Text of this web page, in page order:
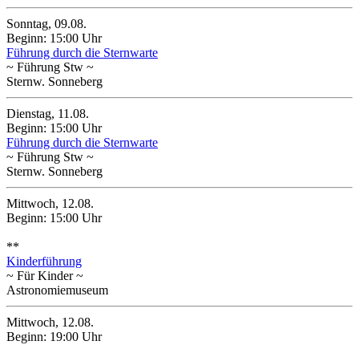
Sonntag, 09.08.
Beginn: 15:00 Uhr
Führung durch die Sternwarte
~ Führung Stw ~
Sternw. Sonneberg
Dienstag, 11.08.
Beginn: 15:00 Uhr
Führung durch die Sternwarte
~ Führung Stw ~
Sternw. Sonneberg
Mittwoch, 12.08.
Beginn: 15:00 Uhr
**
Kinderführung
~ Für Kinder ~
Astronomiemuseum
Mittwoch, 12.08.
Beginn: 19:00 Uhr